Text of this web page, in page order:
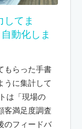
してま
動化しま
もらった手書
うに集計して
は「現場の
客満足度調査
のフィードバ